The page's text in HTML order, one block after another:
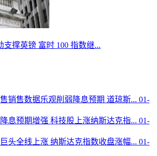
支撑英镑 富时 100 指数继...
销售数据乐观削弱降息预期 道琼斯... 01-
息预期增强 科技股上涨纳斯达克指... 01-
头全线上涨 纳斯达克指数收盘涨幅... 01-